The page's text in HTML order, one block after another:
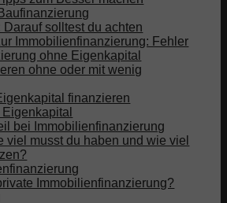
Darauf solltest du achten
Immobilienfinanzierung: Fehler
ohne Eigenkapital
ohne oder mit wenig
finanzieren
bei Immobilienfinanzierung
viel musst du haben und wie viel
Immobilienfinanzierung?